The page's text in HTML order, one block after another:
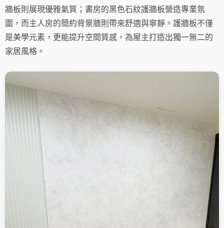
牆板則展現優雅氣質；書房的黑色石紋護牆板營造專業氛
圍，而主人房的簡約背景牆則帶來舒適與寧靜。護牆板不僅
是美學元素，更能提升空間質感，為屋主打造出獨一無二的
家居風格。